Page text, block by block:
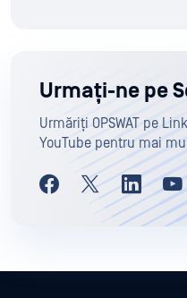
Urmați-ne pe
Urmăriți OPSWAT pe
YouTube pentru mai